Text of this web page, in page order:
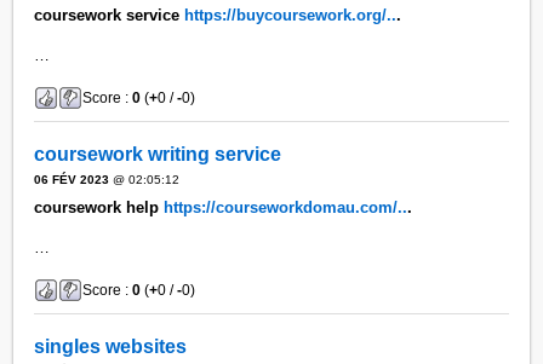
coursework service https://buycoursework.org/...
…
Score :0 (+0 /-0)
coursework writing service
06 FÉV 2023 @ 02:05:12
coursework help https://courseworkdomau.com/...
…
Score :0 (+0 /-0)
singles websites